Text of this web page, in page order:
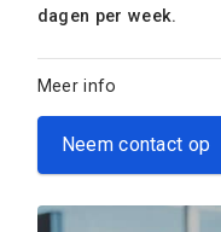
dagen per week.
Meer info
Neem contact op